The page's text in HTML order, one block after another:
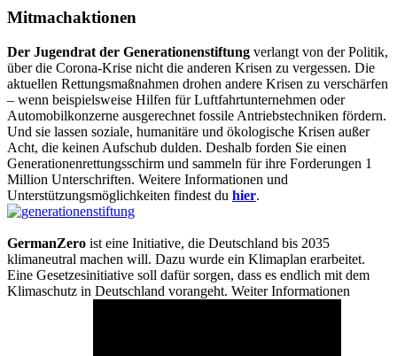
Mitmachaktionen
Der Jugendrat der Generationenstiftung verlangt von der Politik,
über die Corona-Krise nicht die anderen Krisen zu vergessen. Die
aktuellen Rettungsmaßnahmen drohen andere Krisen zu verschärfen
– wenn beispielsweise Hilfen für Luftfahrtunternehmen oder
Automobilkonzerne ausgerechnet fossile Antriebstechniken fördern.
Und sie lassen soziale, humanitäre und ökologische Krisen außer
Acht, die keinen Aufschub dulden. Deshalb forden Sie einen
Generationenrettungsschirm und sammeln für ihre Forderungen 1
Million Unterschriften. Weitere Informationen und
Unterstützungsmöglichkeiten findest du hier.
GermanZero ist eine Initiative, die Deutschland bis 2035
klimaneutral machen will. Dazu wurde ein Klimaplan erarbeitet.
Eine Gesetzesinitiative soll dafür sorgen, dass es endlich mit dem
Klimaschutz in Deutschland vorangeht. Weiter Informationen